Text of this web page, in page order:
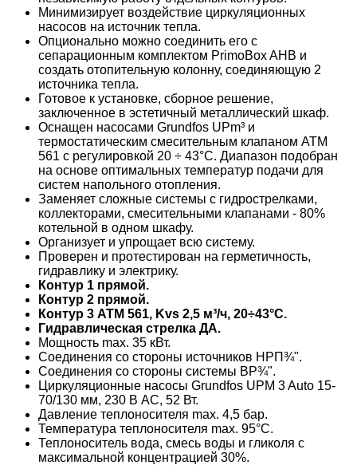
Минимизирует воздействие циркуляционных
насосов на источник тепла.
Опционально можно соединить его с
сепарационным комплектом PrimoBox AHB и
создать отопительную колонну, соединяющую 2
источника тепла.
Готовое к установке, сборное решение,
заключенное в эстетичный металлический шкаф.
Оснащен насосами Grundfos UPm³ и
термостатическим смесительным клапаном ATM
561 с регулировкой 20 ÷ 43°C. Диапазон подобран
на основе оптимальных температур подачи для
систем напольного отопления.
Заменяет сложные системы с гидрострелками,
коллекторами, смесительными клапанами - 80%
котельной в одном шкафу.
Организует и упрощает всю систему.
Проверен и протестирован на герметичность,
гидравлику и электрику.
Контур 1 прямой.
Контур 2 прямой.
Контур 3 ATM 561, Kvs 2,5 м³/ч, 20÷43°C.
Гидравлическая стрелка ДА.
Мощность max. 35 кВт.
Соединения со стороны источников НРП¾".
Соединения со стороны системы ВР¾".
Циркуляционные насосы Grundfos UPM 3 Auto 15-
70/130 мм, 230 В AC, 52 Вт.
Давление теплоносителя max. 4,5 бар.
Температура теплоносителя max. 95°C.
Теплоноситель вода, смесь воды и гликоля с
максимальной концентрацией 30%.